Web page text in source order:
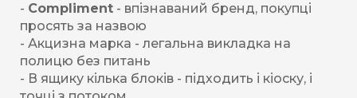
- Compliment - впізнаваний бренд, покупці
просять за назвою
- Акцизна марка - легальна викладка на
полицю без питань
- В ящику кілька блоків - підходить і кіоску, і